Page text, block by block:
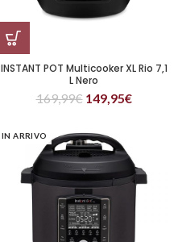
INSTANT POT Multicooker XL Rio 7,1
L Nero
169,99€ 149,95€
IN ARRIVO